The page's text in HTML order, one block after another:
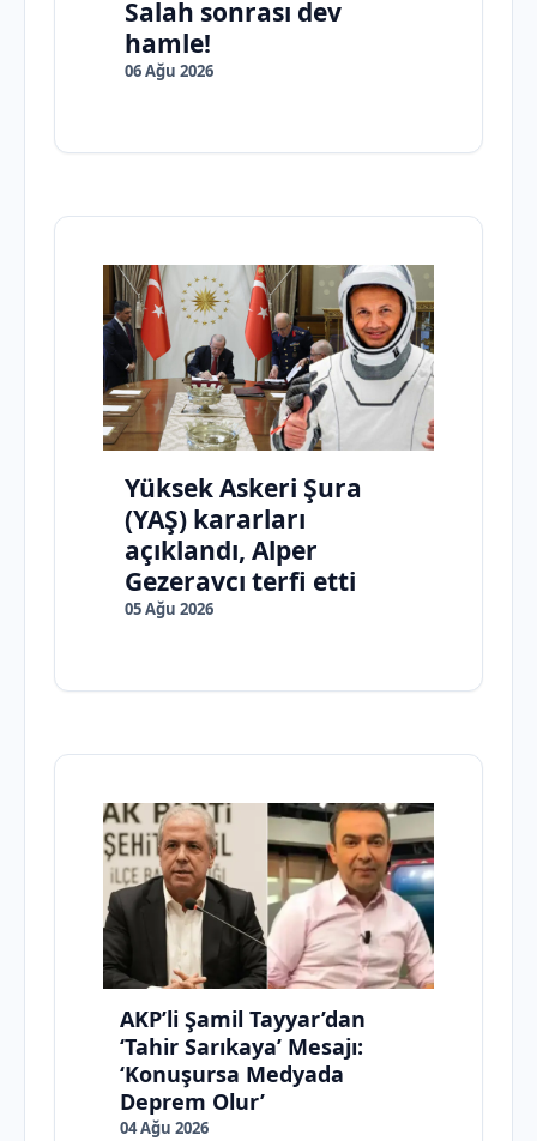
Salah sonrası dev
hamle!
06 Ağu 2026
Yüksek Askeri Şura
(YAŞ) kararları
açıklandı, Alper
Gezeravcı terfi etti
05 Ağu 2026
AKP’li Şamil Tayyar’dan
‘Tahir Sarıkaya’ Mesajı:
‘Konuşursa Medyada
Deprem Olur’
04 Ağu 2026